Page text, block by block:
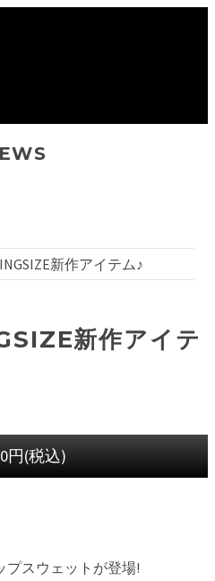
新作アイテム♪
新作アイテ
円(税込)
プスウェットが登場!